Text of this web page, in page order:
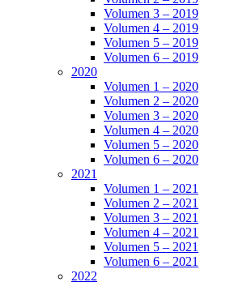
Volumen 3 – 2019
Volumen 4 – 2019
Volumen 5 – 2019
Volumen 6 – 2019
2020
Volumen 1 – 2020
Volumen 2 – 2020
Volumen 3 – 2020
Volumen 4 – 2020
Volumen 5 – 2020
Volumen 6 – 2020
2021
Volumen 1 – 2021
Volumen 2 – 2021
Volumen 3 – 2021
Volumen 4 – 2021
Volumen 5 – 2021
Volumen 6 – 2021
2022